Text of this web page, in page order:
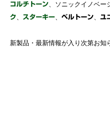
コルチトーン、ソニックイノベー
ク、 スターキー、 ベルトーン、 ユ
新製品・最新情報が入り次第お知